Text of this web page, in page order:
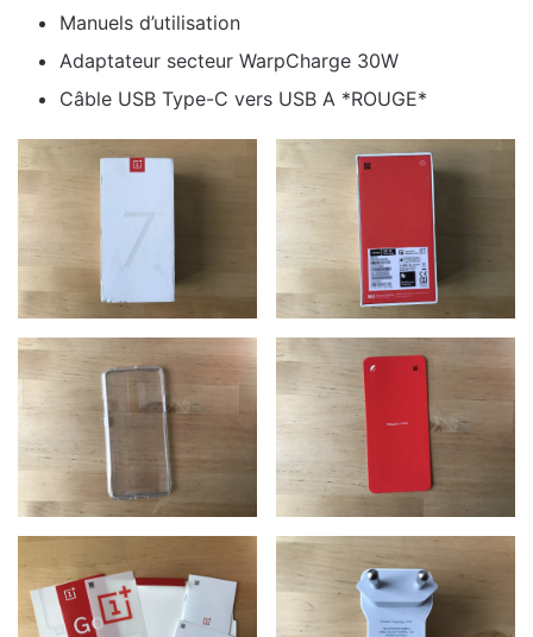
Manuels d’utilisation
Adaptateur secteur WarpCharge 30W
Câble USB Type-C vers USB A *ROUGE*